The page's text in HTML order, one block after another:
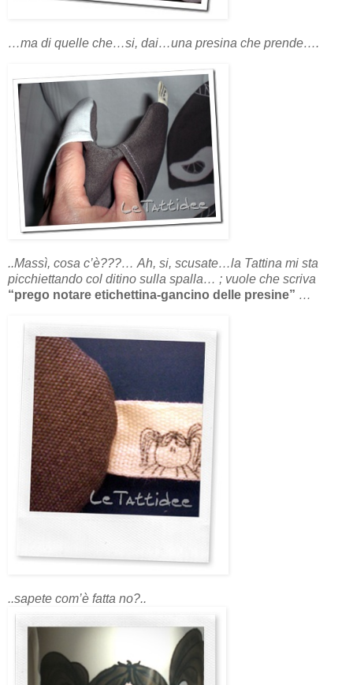
…ma di quelle che…si, dai…una presina che prende….
..Massì, cosa c’è???… Ah, si, scusate…la Tattina mi sta
picchiettando col ditino sulla spalla… ; vuole che scriva
“prego notare etichettina-gancino delle presine” …
..sapete com’è fatta no?..